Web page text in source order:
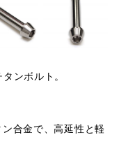
ンボルト。
合金で、高延性と軽